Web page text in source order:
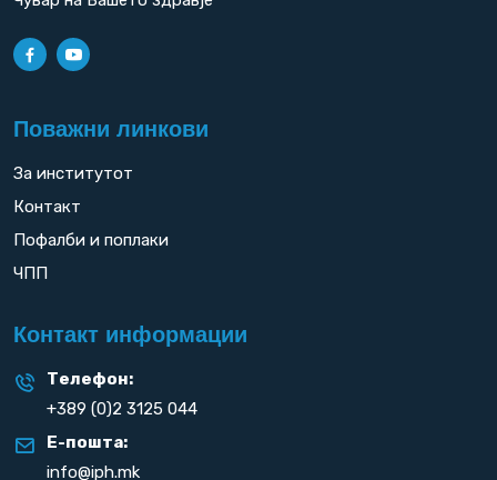
Поважни линкови
За институтот
Контакт
Пофалби и поплаки
ЧПП
Контакт информации
Телефон:
+389 (0)2 3125 044
Е-пошта:
info@iph.mk